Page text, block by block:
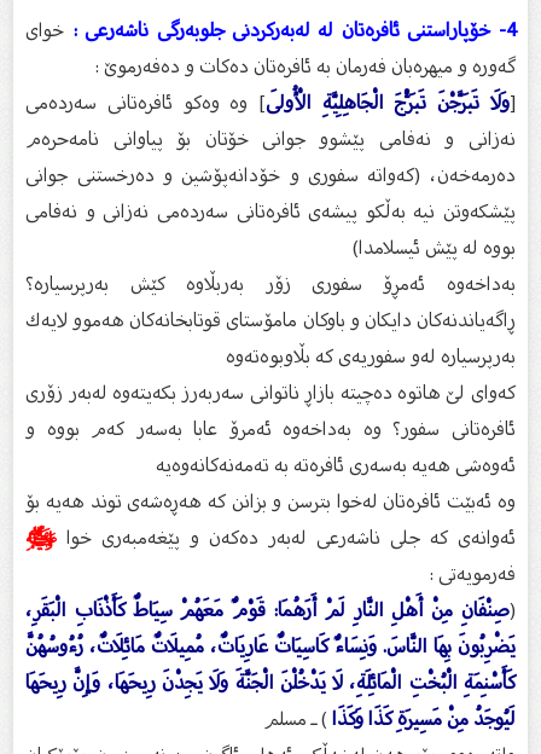
خوای
گەورە و میهرەبان فەرمان بە ئافرەتان دەکات و دەفەرموێ :
وَلَا تَبَرَّجْنَ تَبَرُّجَ الْجَاهِلِيَّةِ الْأُولَى] وه‌ وه‌كو ئافره‌تانی سه‌رده‌می
نه‌زانی و نه‌فامى پێشوو جوانی خۆتان بۆ پیاوانی نامه‌حره‌م
ده‌رمه‌خه‌ن، (كه‌واته‌ سفورى و خۆدانه‌پۆشین و ده‌رخستنى جوانى
پێشكه‌وتن نیه‌ به‌ڵكو پیشه‌ى ئافره‌تانى سه‌رده‌مى نه‌زانى و نه‌فامى
بووه‌ له‌ پێش ئیسلامدا)
بەداخەوە ئەمڕۆ سفوری زۆر بەربڵاوە كێش بەرپرسیارە؟
ڕاگەیاندنەكان دایكان و باوكان مامۆستای قوتابخانەكان هەموو لایەك
بەرپرسیارە لەو سفوریەی كە بڵاوبوەتەوە
كەوای لێ هاتوە دەچیتە بازاڕ ناتوانی سەربەرز بكەیتەوە لەبەر زۆرى
ئافرەتانى سفور؟ وە بەداخەوە ئەمرۆ عابا بەسەر كەم بووە و
ئەوەشی هەیە بەسەری ئافرەتە بە تەمەنەكانەوەیە
وە ئەبێت ئافرەتان لەخوا بترسن و بزانن کە هەڕەشەى توند هەیە بۆ
ئەوانەى کە جلى ناشەرعى لەبەر دەکەن و پێغەمبەرى خواﷺ
فەرمویەتى :
صِنْفَانِ مِنْ أَهْلِ النَّارِ لَمْ أَرَهُمَا: قَوْمٌ مَعَهُمْ سِيَاطٌ كَأَذْنَابِ الْبَقَرِ،
يَضْرِبُونَ بِهَا النَّاسَ. وَنِسَاءٌ كَاسِيَاتٌ عَارِيَاتٌ، مُمِيلَاتٌ مَائِلَاتٌ، رُءُوسُهُنَّ
كَأَسْنِمَةِ الْبُخْتِ الْمَائِلَةِ، لَا يَدْخُلْنَ الْجَنَّةَ وَلَا يَجِدْنَ رِيحَهَا، وَإِنَّ رِيحَهَا
لَيُوجَدُ مِنْ مَسِيرَةِ كَذَا وَكَذَا) ـ مسلم